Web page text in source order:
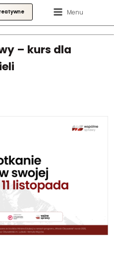
Menu
– kurs dla